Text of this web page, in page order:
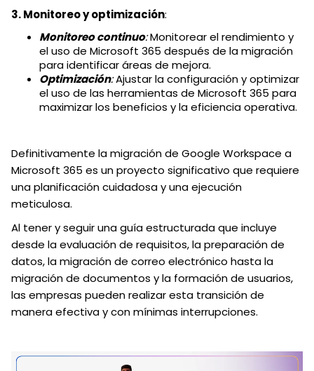
3. Monitoreo y optimización:
Monitoreo continuo:Monitorear el rendimiento y
el uso de Microsoft 365 después de la migración
para identificar áreas de mejora.
Optimización:Ajustar la configuración y optimizar
el uso de las herramientas de Microsoft 365 para
maximizar los beneficios y la eficiencia operativa.
Definitivamente la migración de Google Workspace a
Microsoft 365 es un proyecto significativo que requiere
una planificación cuidadosa y una ejecución
meticulosa.
Al tener y seguir una guía estructurada que incluye
desde la evaluación de requisitos, la preparación de
datos, la migración de correo electrónico hasta la
migración de documentos y la formación de usuarios,
las empresas pueden realizar esta transición de
manera efectiva y con mínimas interrupciones.